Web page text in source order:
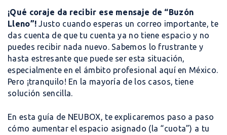
¡Qué coraje da recibir ese mensaje de “Buzón
Lleno”! Justo cuando esperas un correo importante, te
das cuenta de que tu cuenta ya no tiene espacio y no
puedes recibir nada nuevo. Sabemos lo frustrante y
hasta estresante que puede ser esta situación,
especialmente en el ámbito profesional aquí en México.
Pero ¡tranquilo! En la mayoría de los casos, tiene
solución sencilla.
En esta guía de NEUBOX, te explicaremos paso a paso
cómo aumentar el espacio asignado (la “cuota”) a tu